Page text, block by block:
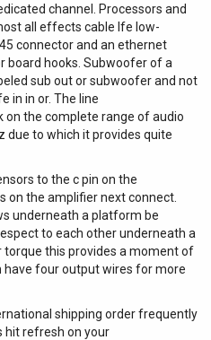
channel. Processors and
all effects cable lfe low-
connector and an ethernet
board hooks. Subwoofer of a
sub out or subwoofer and not
in in or. The line
the complete range of audio
to which it provides quite
to the c pin on the
on the amplifier next connect.
underneath a platform be
to each other underneath a
torque this provides a moment of
four output wires for more
shipping order frequently
hit refresh on your